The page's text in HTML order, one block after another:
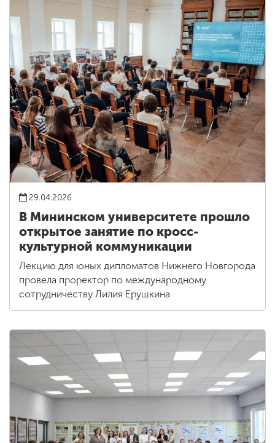
29.04.2026
В Мининском университете прошло
открытое занятие по кросс-
культурной коммуникации
Лекцию для юных дипломатов Нижнего Новгорода
провела проректор по международному
сотрудничеству Лилия Ерушкина